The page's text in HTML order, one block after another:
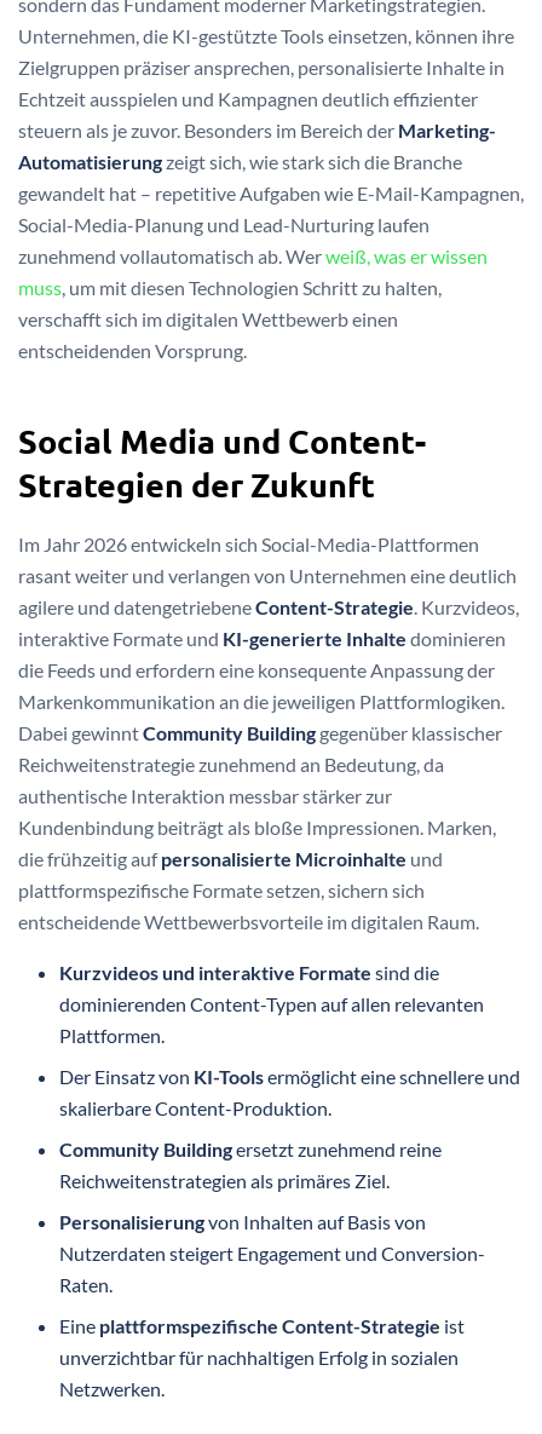
Unternehmen, die KI-gestützte Tools einsetzen, können ihre
Zielgruppen präziser ansprechen, personalisierte Inhalte in
Echtzeit ausspielen und Kampagnen deutlich effizienter
steuern als je zuvor. Besonders im Bereich der Marketing-
Automatisierungzeigt sich, wie stark sich die Branche
gewandelt hat – repetitive Aufgaben wie E-Mail-Kampagnen,
Social-Media-Planung und Lead-Nurturing laufen
zunehmend vollautomatisch ab. Werweiß, was er wissen
muss , um mit diesen Technologien Schritt zu halten,
verschafft sich im digitalen Wettbewerb einen
entscheidenden Vorsprung.
Social Media und Content-
Strategien der Zukunft
Im Jahr 2026 entwickeln sich Social-Media-Plattformen
rasant weiter und verlangen von Unternehmen eine deutlich
agilere und datengetriebeneContent-Strategie. Kurzvideos,
interaktive Formate und KI-generierte Inhalte dominieren
die Feeds und erfordern eine konsequente Anpassung der
Markenkommunikation an die jeweiligen Plattformlogiken.
Dabei gewinntCommunity Building gegenüber klassischer
Reichweitenstrategie zunehmend an Bedeutung, da
authentische Interaktion messbar stärker zur
Kundenbindung beiträgt als bloße Impressionen. Marken,
die frühzeitig aufpersonalisierte Microinhalte und
plattformspezifische Formate setzen, sichern sich
entscheidende Wettbewerbsvorteile im digitalen Raum.
Kurzvideos und interaktive Formate sind die
dominierenden Content-Typen auf allen relevanten
Plattformen.
Der Einsatz von KI-Toolsermöglicht eine schnellere und
skalierbare Content-Produktion.
Community Buildingersetzt zunehmend reine
Reichweitenstrategien als primäres Ziel.
Personalisierungvon Inhalten auf Basis von
Nutzerdaten steigert Engagement und Conversion-
Raten.
Eine plattformspezifische Content-Strategie ist
unverzichtbar für nachhaltigen Erfolg in sozialen
Netzwerken.